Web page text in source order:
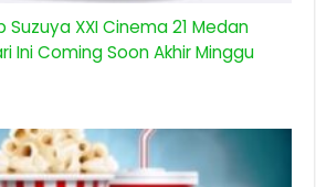
Suzuya XXI Cinema 21 Medan
Ini Coming Soon Akhir Minggu